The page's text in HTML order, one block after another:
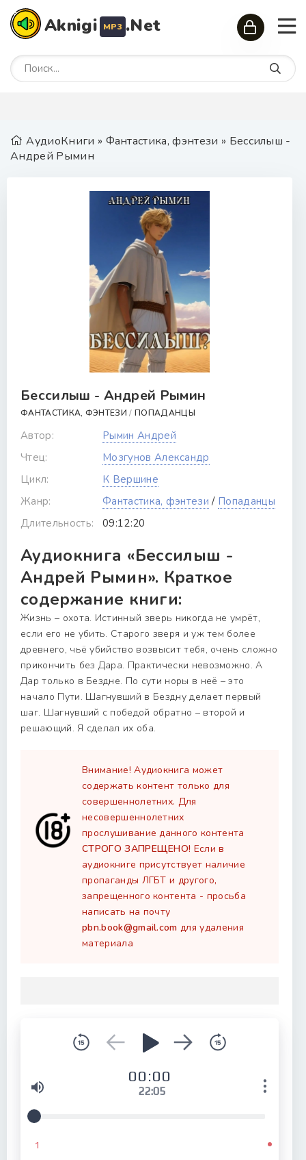
Aknigi MP3 .Net
АудиоКниги » Фантастика, фэнтези » Бессилыш -
Андрей Рымин
Бессилыш - Андрей Рымин
ФАНТАСТИКА, ФЭНТЕЗИ /ПОПАДАНЦЫ
Автор:
Рымин Андрей
Чтец:
Мозгунов Александр
Цикл:
К Вершине
Жанр:
Фантастика, фэнтези / Попаданцы
Длительность:
09:12:20
Аудиокнига «Бессилыш -
Андрей Рымин». Краткое
содержание книги:
Жизнь – охота. Истинный зверь никогда не умрёт,
если его не убить. Старого зверя и уж тем более
древнего, чьё убийство возвысит тебя, очень сложно
прикончить без Дара. Практически невозможно. А
Дар только в Бездне. По сути норы в неё – это
начало Пути. Шагнувший в Бездну делает первый
шаг. Шагнувший с победой обратно – второй и
решающий. Я сделал их оба.
Внимание! Аудиокнига может
содержать контент только для
совершеннолетних. Для
несовершеннолетних
прослушивание данного контента
СТРОГО ЗАПРЕЩЕНО! Если в
аудиокниге присутствует наличие
пропаганды ЛГБТ и другого,
запрещенного контента - просьба
написать на почту
pbn.book@gmail.com для удаления
материала
00:00
22:05
1